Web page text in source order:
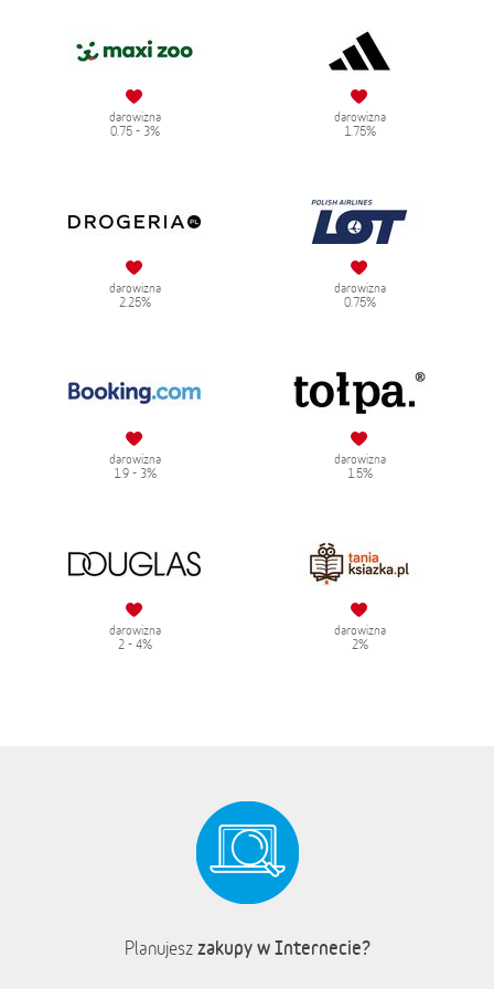
darowizna
0.75 - 3%
darowizna
1.75%
darowizna
2.25%
darowizna
0.75%
darowizna
1.9 - 3%
darowizna
1.5%
darowizna
2 - 4%
darowizna
2%
Planujesz zakupy w Internecie?